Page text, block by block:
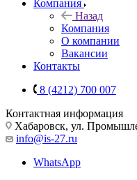
Компания
Назад
Компания
О компании
Вакансии
Контакты
8 (4212) 700 007
Контактная информация
Хабаровск, ул.
info@is-27.ru
WhatsApp